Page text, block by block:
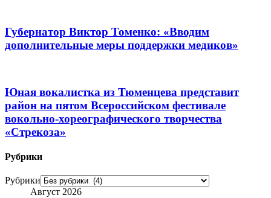
Губернатор Виктор Томенко: «Вводим
дополнительные меры поддержки медиков»
Юная вокалистка из Тюменцева представит
район на пятом Всероссийском фестивале
вокольно-хореографического творчества
«Стрекоза»
Рубрики
Рубрики
Август 2026